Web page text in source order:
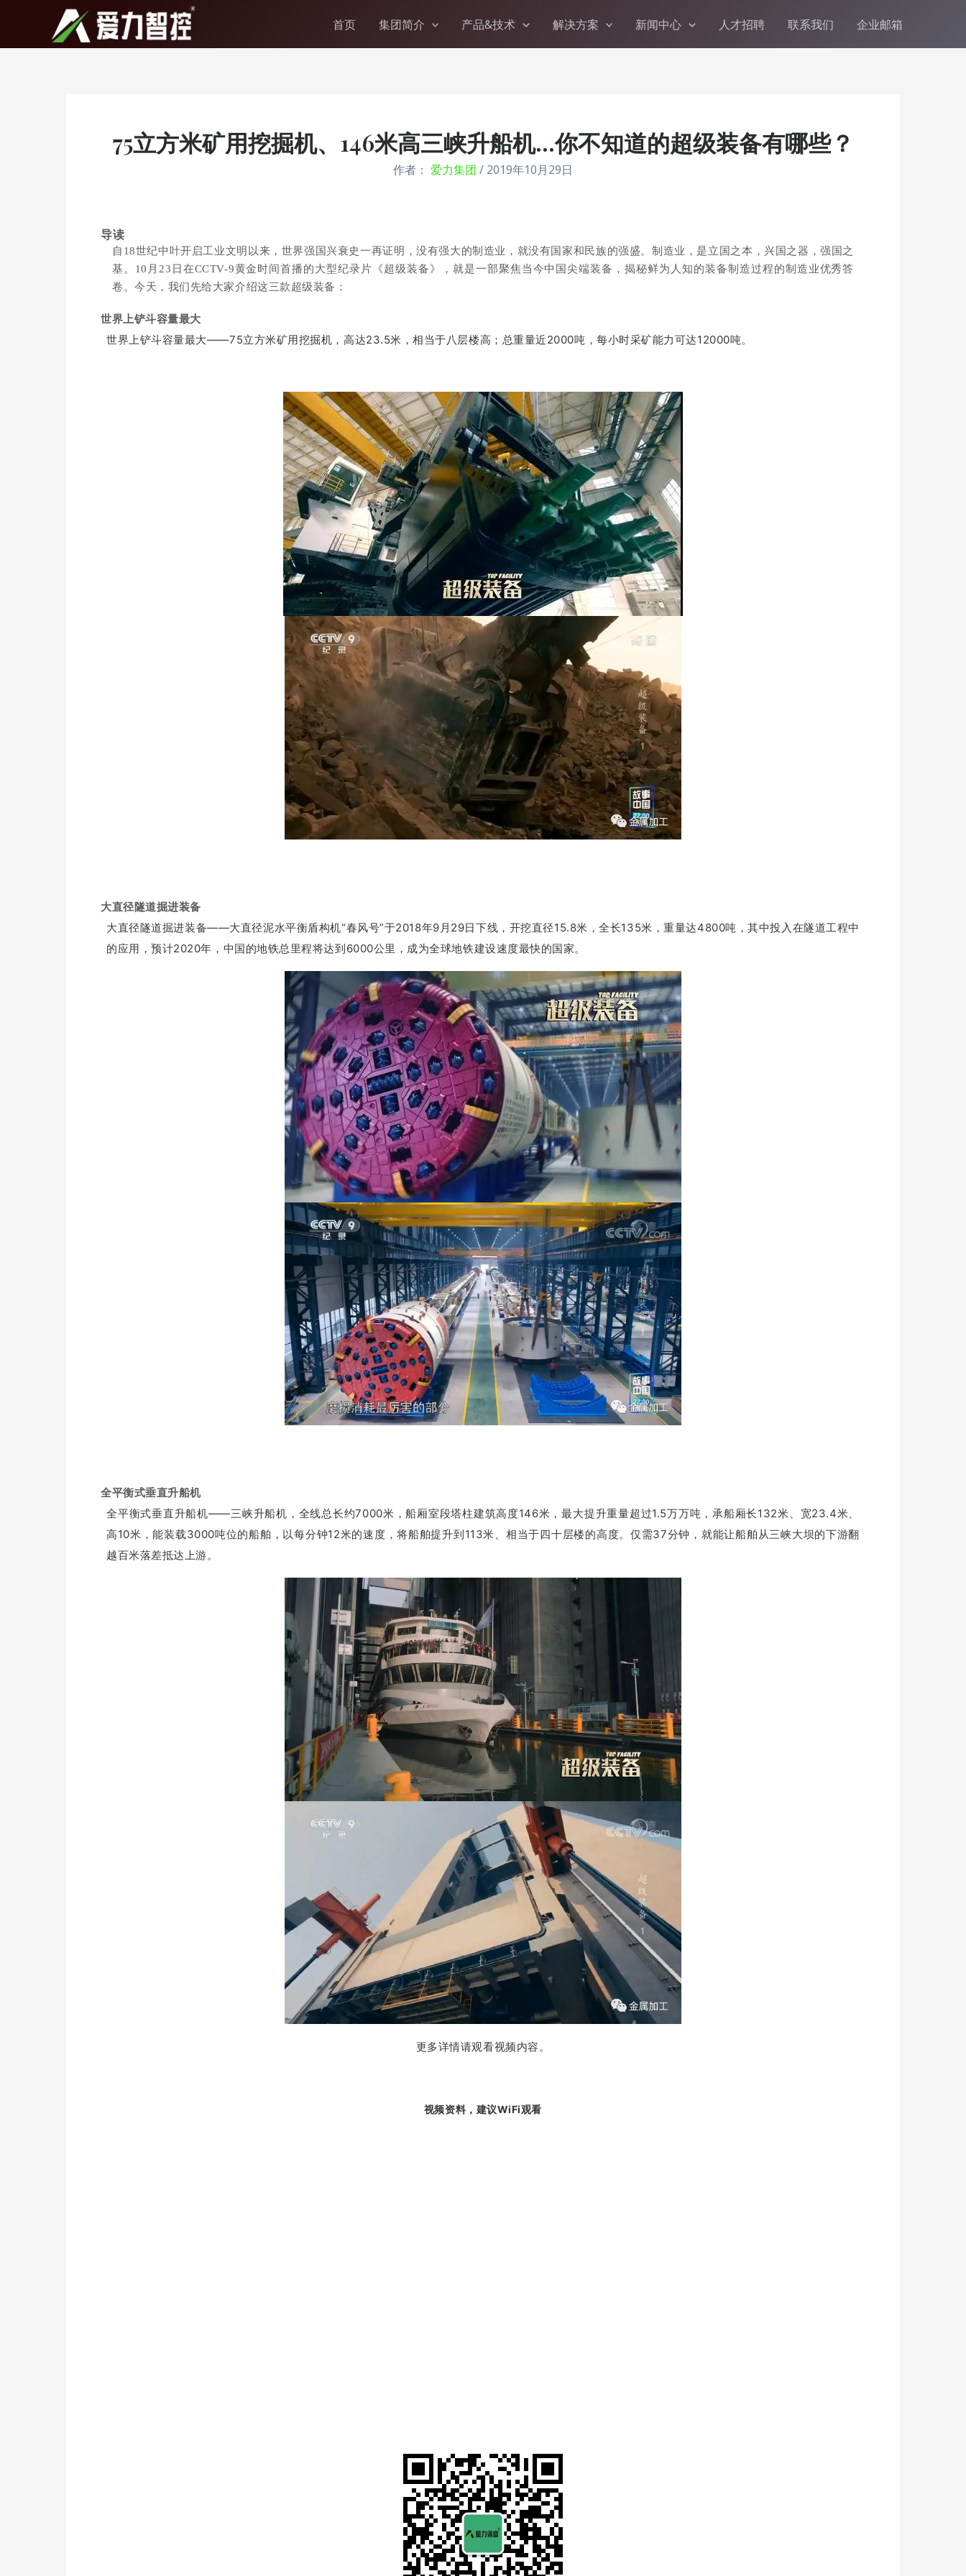
内
首页 集团简介 产品&技术 解决方案 新闻中心 人才招聘 联系我们 企业邮箱
75立方米矿用挖掘机、146米高三峡升船机…你不知道的超级装备有哪些？
作者： 爱力集团 / 2019年10月29日
导读
自18世纪中叶开启工业文明以来，世界强国兴衰史一再证明，没有强大的制造业，就没有国家和民族的强盛。制造业，是立国之本，兴国之器，强国之
基。 10月23日在CCTV-9黄金时间首播的大型纪录片《超级装备》，就是一部聚焦当今中国尖端装备，揭秘鲜为人知的装备制造过程的制造业优秀答
卷。今天，我们先给大家介绍这三款超级装备：
世界上铲斗容量最大
世界上铲斗容量最大——75立方米矿用挖掘机，高达23.5米，相当于八层楼高； 总重量近2000吨，每小时采矿能力可达12000吨。
大直径隧道掘进装备
大直径隧道掘进装备——大直径泥水平衡盾构机“春风号”于2018年9月29日下线，开挖直径15.8米，全长135米，重量达4800吨，其中投入在隧道工程中
的应用，预计2020年，中国的地铁总里程将达到6000公里，成为全球地铁建设速度最快的国家。
全平衡式垂直升船机
全平衡式垂直升船机——三峡升船机，全线总长约7000米，船厢室段塔柱建筑高度146米，最大提升重量超过1.5万万吨，承船厢长132米、宽23.4米、
高10米，能装载3000吨位的船舶，以每分钟12米的速度，将船舶提升到113米、相当于四十层楼的高度。 仅需37分钟，就能让船舶从三峡大坝的下游翻
越百米落差抵达上游。
更多详情请观看视频内容。
视频资料，建议WiFi观看